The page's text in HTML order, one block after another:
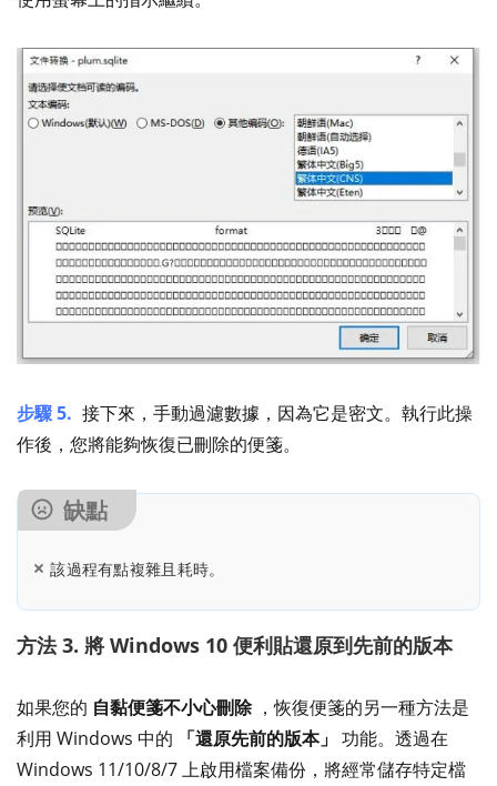
步驟 5. 接下來，手動過濾數據，因為它是密文。執行此操
作後，您將能夠恢復已刪除的便箋。
缺點
該過程有點複雜且耗時。
方法 3. 將 Windows 10 便利貼還原到先前的版本
如果您的 自黏便箋不小心刪除，恢復便箋的另一種方法是
利用 Windows 中的
「還原先前的版本」 功能。透過在
Windows 11/10/8/7 上啟用檔案備份，將經常儲存特定檔